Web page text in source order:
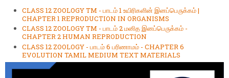
CLASS 12 ZOOLOGY TM - பாடம் 1 உயிரிகளின் இனப்பெருக்கம் |
CHAPTER 1 REPRODUCTION IN ORGANISMS
CLASS 12 ZOOLOGY TM - பாடம் 2 மனித இனப்பெருக்கம் -
CHAPTER 2 HUMAN REPRODUCTION
CLASS 12 ZOOLOGY - பாடம் 6 பரிணாமம் - CHAPTER 6
EVOLUTION TAMIL MEDIUM TEXT MATERIALS